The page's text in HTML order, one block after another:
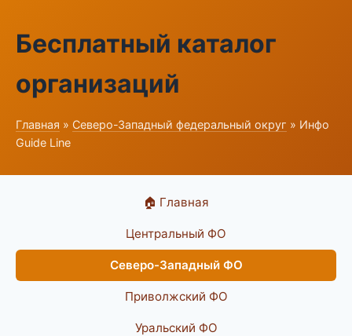
Бесплатный каталог
организаций
Главная » Северо-Западный федеральный округ » Инфо
Guide Line
🏠 Главная
Центральный ФО
Северо-Западный ФО
Приволжский ФО
Уральский ФО